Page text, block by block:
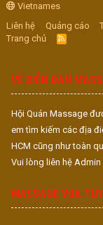
Vietnames
Liên hệ
Quảng cáo
Trang chủ
R
S
VỀ DIỄN ĐÀN
Hội Quán Massage
em tìm kiếm các địa
HCM cũng như toàn
Vui lòng liên hệ
MASSAGE VUA